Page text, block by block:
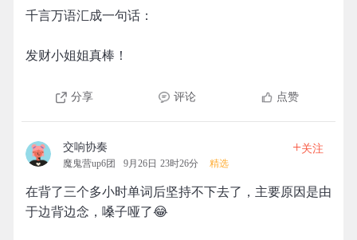
千言万语汇成一句话：
发财小姐姐真棒！
分享 评论 点赞
交响协奏
魔鬼营up6团 9月26日 23时26分 精选
+关注
在背了三个多小时单词后坚持不下去了，主要原因是由
于边背边念，嗓子哑了😂